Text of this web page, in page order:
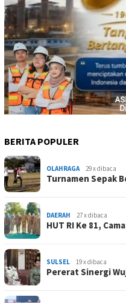
BERITA POPULER
OLAHRAGA 29 x dibaca
Turnamen Sepak
DAERAH 27 x dibaca
HUT RI Ke 81,
SULSEL 19 x dibaca
Pererat Sinergi